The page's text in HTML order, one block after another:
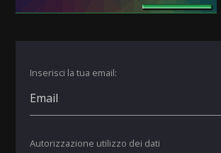
Inserisci la tua email:
Autorizzazione utilizzo dei dati